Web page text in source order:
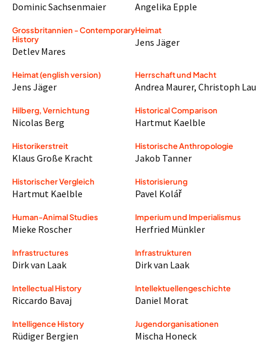
Dominic Sachsenmaier Angelika Epple
Grossbritannien - Contemporary
History
Detlev Mares
Heimat
Jens Jäger
Heimat (english version)
Jens Jäger
Herrschaft und Macht
Andrea Maurer, Christoph Lau
Hilberg, Vernichtung
Nicolas Berg
Historical Comparison
Hartmut Kaelble
Historikerstreit
Klaus Große Kracht
Historische Anthropologie
Jakob Tanner
Historischer Vergleich
Hartmut Kaelble
Historisierung
Pavel Kolář
Human-Animal Studies
Mieke Roscher
Imperium und Imperialismus
Herfried Münkler
Infrastructures
Dirk van Laak
Infrastrukturen
Dirk van Laak
Intellectual History
Riccardo Bavaj
Intellektuellengeschichte
Daniel Morat
Intelligence History
Rüdiger Bergien
Jugendorganisationen
Mischa Honeck